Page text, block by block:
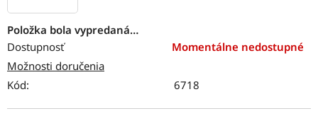
Položka bola vypredaná…
Dostupnosť
Momentálne nedostupné
Možnosti doručenia
Kód:
6718